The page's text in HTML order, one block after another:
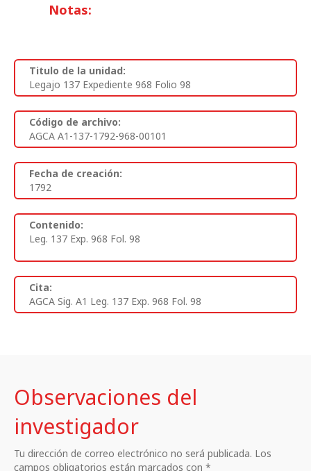
Notas:
Titulo de la unidad:
Legajo 137 Expediente 968 Folio 98
Código de archivo:
AGCA A1-137-1792-968-00101
Fecha de creación:
1792
Contenido:
Leg. 137 Exp. 968 Fol. 98
Cita:
AGCA Sig. A1 Leg. 137 Exp. 968 Fol. 98
Observaciones del
investigador
Tu dirección de correo electrónico no será publicada. Los
campos obligatorios están marcados con *